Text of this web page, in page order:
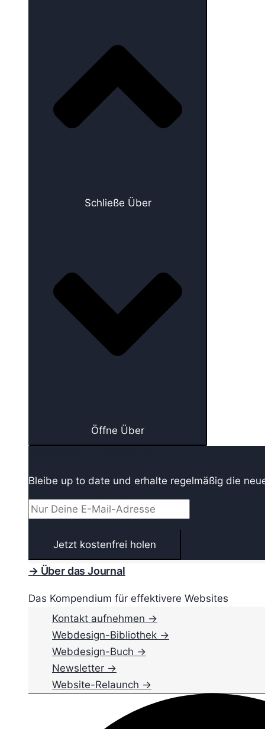
Schließe Über
Öffne Über
Bleibe up to date und erhalte regelmäßig die
→ Über das Journal
Das Kompendium für effektivere Websites
Kontakt aufnehmen →
Webdesign-Bibliothek →
Webdesign-Buch →
Newsletter →
Website-Relaunch →